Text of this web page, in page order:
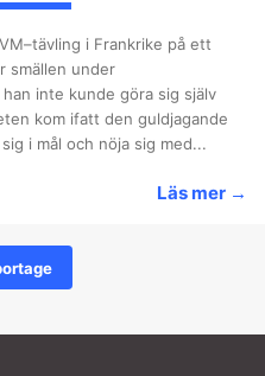
i Frankrike på ett
smällen under
inte kunde göra sig själv
kom ifatt den guldjagande
i mål och nöja sig med...
Läs mer →